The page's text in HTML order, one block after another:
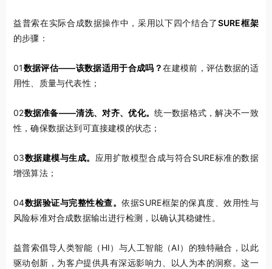
益普索在实际合成数据操作中，采用以下四个结合了SURE框架
的步骤：
01数据评估——该数据适用于合成吗？在建模前，评估数据的适
用性、质量与代表性；
02数据准备——清洗、对齐、优化。统一数据格式，解决不一致
性，确保数据达到可直接建模的状态；
03数据建模与生成。 应用扩散模型合成与符合SURE标准的数据
增强算法；
04数据验证与完整性检查。依据SURE框架的保真度、效用性与
风险标准对合成数据输出进行检测，以确认其稳健性。
益普索倡导人类智能（HI）与人工智能（AI）的独特融合，以此
驱动创新，为客户提供具有深远影响力、以人为本的洞察。这一